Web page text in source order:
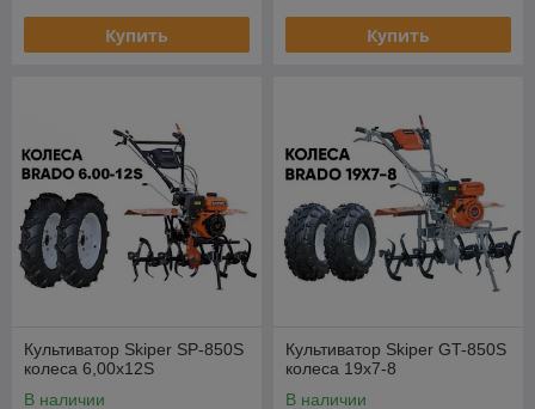
Купить Купить
Культиватор Skiper SP-850S
колеса 6,00х12S
В наличии
Культиватор Skiper GT-850S
колеса 19х7-8
В наличии